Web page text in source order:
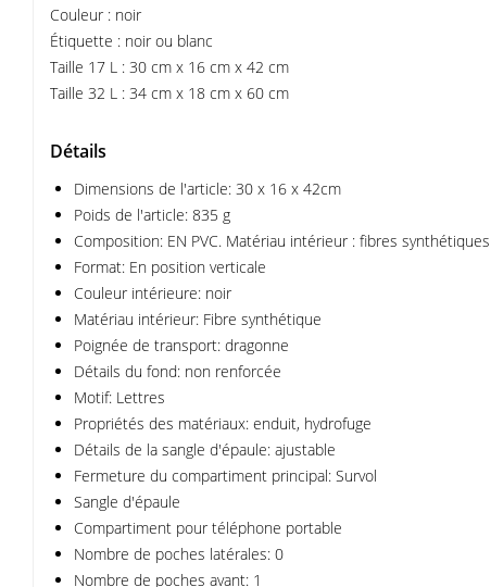
Couleur : noir
Étiquette : noir ou blanc
Taille 17 L : 30 cm x 16 cm x 42 cm
Taille 32 L : 34 cm x 18 cm x 60 cm
Détails
Dimensions de l'article: 30 x 16 x 42cm
Poids de l'article: 835 g
Composition: EN PVC. Matériau intérieur : fibres synthétiques
Format: En position verticale
Couleur intérieure: noir
Matériau intérieur: Fibre synthétique
Poignée de transport: dragonne
Détails du fond: non renforcée
Motif: Lettres
Propriétés des matériaux: enduit, hydrofuge
Détails de la sangle d'épaule: ajustable
Fermeture du compartiment principal: Survol
Sangle d'épaule
Compartiment pour téléphone portable
Nombre de poches latérales: 0
Nombre de poches avant: 1